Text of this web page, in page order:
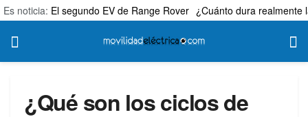
Es noticia: El segundo EV de Range Rover ¿Cuánto dura realmente
¿Qué son los ciclos de